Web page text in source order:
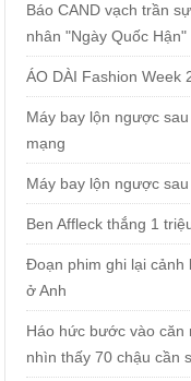
Báo CAND vạch trần
nhân "Ngày Quốc Hận"
ÁO DÀI Fashion Week
Máy bay lộn ngược
mạng
Máy bay lộn ngược
Ben Affleck thắng 1
Đoạn phim ghi lại cảnh
ở Anh
Háo hức bước vào căn
nhìn thấy 70 chậu cần